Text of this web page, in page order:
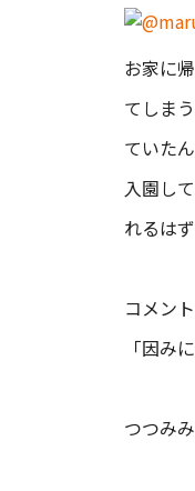
お家に
てしま
ていた
入園し
れるは
コメン
「因み
つつみ